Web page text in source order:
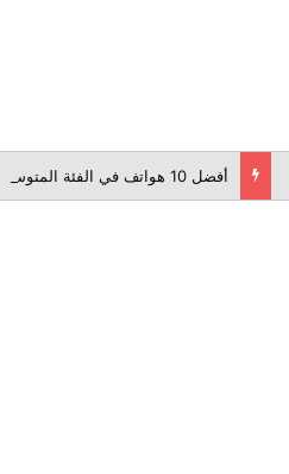
أفضل 10 هواتف في الفئة المتوسطة لعام 2026